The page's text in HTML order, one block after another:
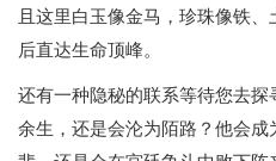
且这里白玉像金马，珍珠像铁
后直达生命顶峰。
还有一种隐秘的联系等待您去
余生，还是会沦为陌路？他会成